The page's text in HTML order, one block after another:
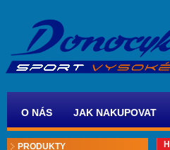
O NÁS JAK NAKUPOVAT
PRODUKTY